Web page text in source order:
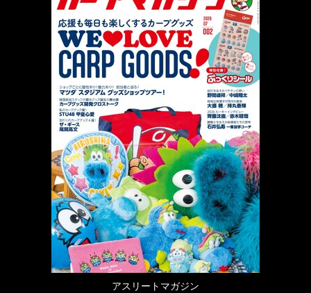
アスリートマガジン